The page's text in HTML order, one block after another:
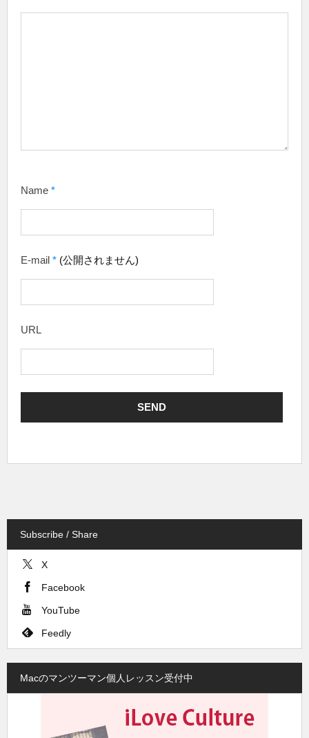
Name *
E-mail * (公開されません)
URL
Subscribe / Share
X
Facebook
YouTube
Feedly
Macのマンツーマン個人レッスン受付中